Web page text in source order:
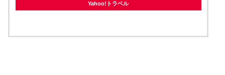
Yahoo!トラベル